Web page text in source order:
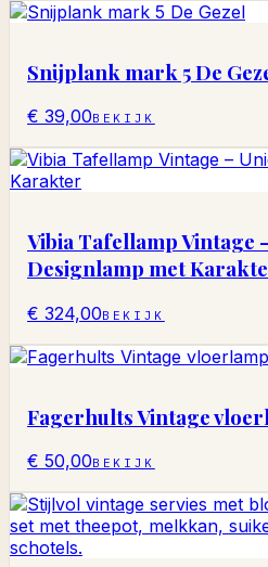
Snijplank mark 5 De
€ 39,00BEKIJK
Vibia Tafellamp Vintage
Designlamp met
€ 324,00BEKIJK
Fagerhults Vintage
€ 50,00BEKIJK